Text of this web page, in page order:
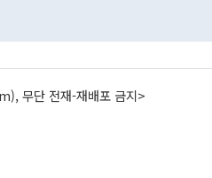
무단 전재-재배포 금지>